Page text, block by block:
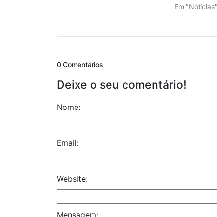
Em
0 Comentários
Deixe o seu comentário!
Nome:
Email:
Website:
Mensagem: